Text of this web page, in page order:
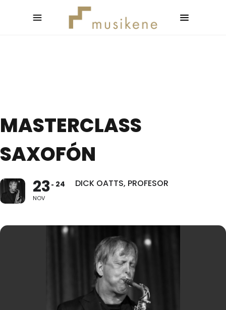
MASTERCLASS
SAXOFÓN
23
NOV
24 DICK OATTS, PROFESOR